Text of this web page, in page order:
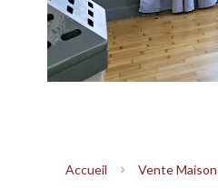
Accueil Vente Maison